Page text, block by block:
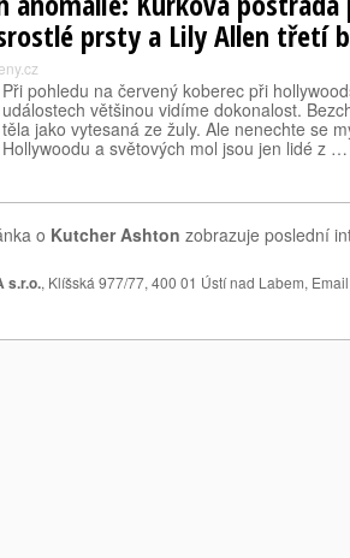
prsty a Lily Allen třetí
Při pohledu na červený koberec při
událostech většinou vidíme dokonalost.
těla jako vytesaná ze žuly. Ale nenechte se
Hollywoodu a světových mol jsou jen lidé z …
o Kutcher Ashton zobrazuje poslední
s.r.o., Klíšská 977/77, 400 01 Ústí nad Labem,